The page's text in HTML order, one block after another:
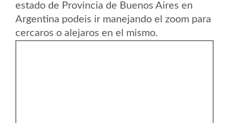
estado de Provincia de Buenos Aires en
Argentina podeis ir manejando el zoom para
cercaros o alejaros en el mismo.